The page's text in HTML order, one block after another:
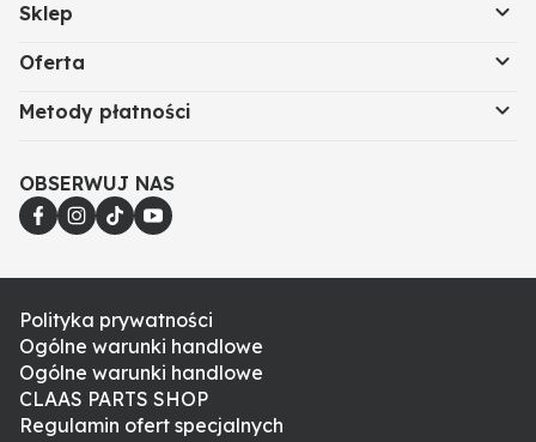
Sklep
Oferta
Metody płatności
OBSERWUJ NAS
Polityka prywatności
Ogólne warunki handlowe
Ogólne warunki handlowe
CLAAS PARTS SHOP
Regulamin ofert specjalnych